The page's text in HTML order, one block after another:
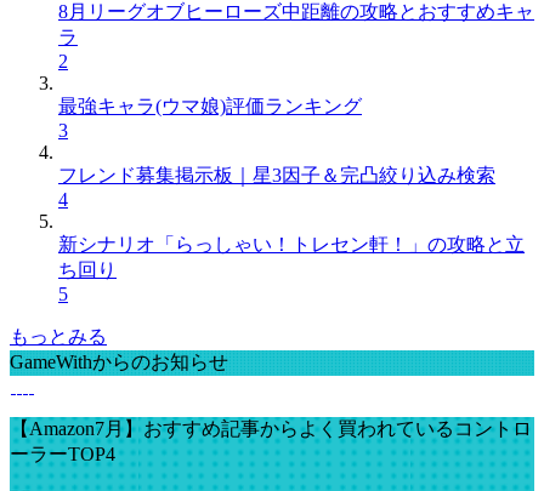
8月リーグオブヒーローズ中距離の攻略とおすすめキャ
ラ
2
最強キャラ(ウマ娘)評価ランキング
3
フレンド募集掲示板｜星3因子＆完凸絞り込み検索
4
新シナリオ「らっしゃい！トレセン軒！」の攻略と立
ち回り
5
もっとみる
GameWithからのお知らせ
【Amazon7月】おすすめ記事からよく買われているコントロ
ーラーTOP4